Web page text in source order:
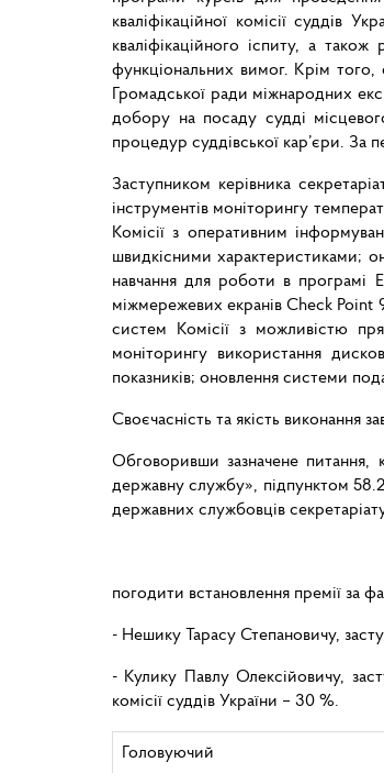
кваліфікаційної комісії суддів
кваліфікаційного іспиту, а
функціональних вимог. Крім того,
Громадської ради міжнародних
добору на посаду судді
процедур суддівської кар’єри. За
Заступником керівника
інструментів моніторингу
Комісії з оперативним
швидкісними характеристиками;
навчання для роботи в програмі
міжмережевих екранів Check Point
систем Комісії з можливістю
моніторингу використання
показників; оновлення системи
Своєчасність та якість виконання
Обговоривши зазначене питання,
державну службу», підпунктом
державних службовців
погодити встановлення премії за
- Нешику Тарасу Степановичу,
- Кулику Павлу Олексійовичу,
комісії суддів України – 30 %.
Головуючий